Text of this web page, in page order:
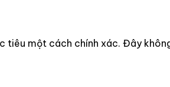
tiêu một cách chính xác. Đây